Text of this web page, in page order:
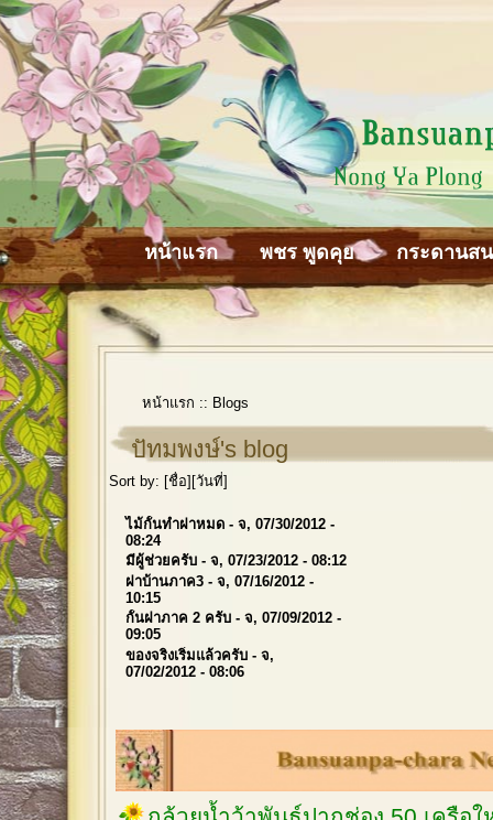
หน้าแรก พชร พูดคุย กระดานส
หน้าแรก :: Blogs
ปัทมพงษ์'s blog
Sort by: [ชื่อ][วันที่]
ไม้กั้นทำฝาหมด - จ, 07/30/2012 -
08:24
มีผู้ช่วยครับ - จ, 07/23/2012 - 08:12
ฝาบ้านภาค3 - จ, 07/16/2012 -
10:15
กั้นฝาภาค 2 ครับ - จ, 07/09/2012 -
09:05
ของจริงเริ่มแล้วครับ - จ,
07/02/2012 - 08:06